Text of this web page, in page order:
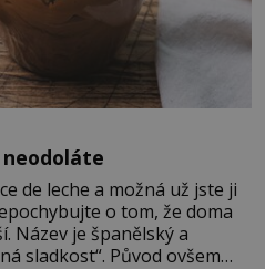
de leche a možná už jste ji
o tom, že doma
Název je španělský a
sladkost“. Původ ovšem